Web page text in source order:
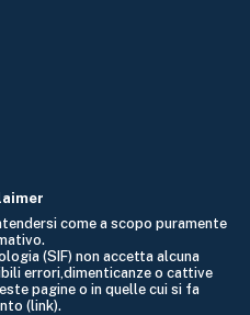
come a scopo puramente
(SIF) non accetta alcuna
errori,dimenticanze o cattive
pagine o in quelle cui si fa
(link).